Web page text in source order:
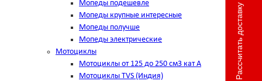
Мопеды подешевле
Мопеды крупные интересные
Мопеды получше
Мопеды электрические
Мотоциклы
Мотоциклы от 125 до 250 см3 кат А
Мотоциклы TVS (Индия)
Рассчитать доставку